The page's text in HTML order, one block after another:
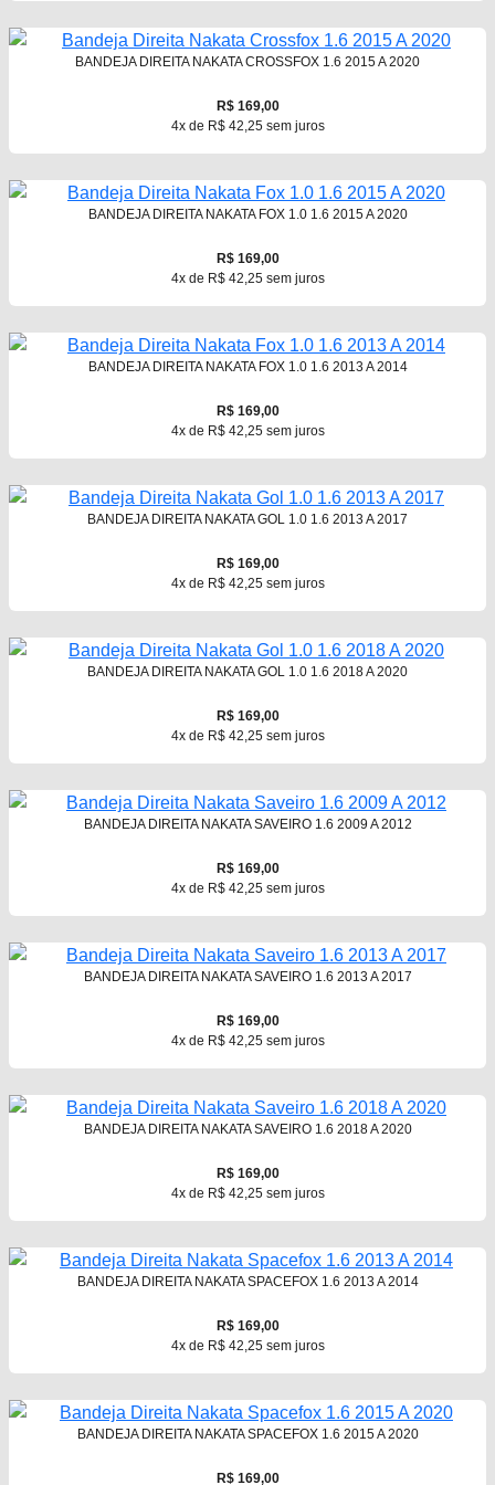
BANDEJA DIREITA NAKATA CROSSFOX 1.6 2015 A 2020
R$ 169,00
4x de R$ 42,25 sem juros
BANDEJA DIREITA NAKATA FOX 1.0 1.6 2015 A 2020
R$ 169,00
4x de R$ 42,25 sem juros
BANDEJA DIREITA NAKATA FOX 1.0 1.6 2013 A 2014
R$ 169,00
4x de R$ 42,25 sem juros
BANDEJA DIREITA NAKATA GOL 1.0 1.6 2013 A 2017
R$ 169,00
4x de R$ 42,25 sem juros
BANDEJA DIREITA NAKATA GOL 1.0 1.6 2018 A 2020
R$ 169,00
4x de R$ 42,25 sem juros
BANDEJA DIREITA NAKATA SAVEIRO 1.6 2009 A 2012
R$ 169,00
4x de R$ 42,25 sem juros
BANDEJA DIREITA NAKATA SAVEIRO 1.6 2013 A 2017
R$ 169,00
4x de R$ 42,25 sem juros
BANDEJA DIREITA NAKATA SAVEIRO 1.6 2018 A 2020
R$ 169,00
4x de R$ 42,25 sem juros
BANDEJA DIREITA NAKATA SPACEFOX 1.6 2013 A 2014
R$ 169,00
4x de R$ 42,25 sem juros
BANDEJA DIREITA NAKATA SPACEFOX 1.6 2015 A 2020
R$ 169,00